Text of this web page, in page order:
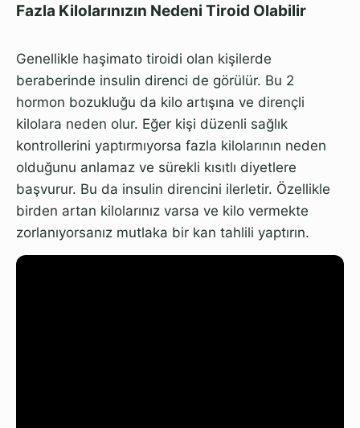
Fazla Kilolarınızın Nedeni Tiroid Olabilir
Genellikle haşimato tiroidi olan kişilerde
beraberinde insulin direnci de görülür. Bu 2
hormon bozukluğu da kilo artışına ve dirençli
kilolara neden olur. Eğer kişi düzenli sağlık
kontrollerini yaptırmıyorsa fazla kilolarının neden
olduğunu anlamaz ve sürekli kısıtlı diyetlere
başvurur. Bu da insulin direncini ilerletir. Özellikle
birden artan kilolarınız varsa ve kilo vermekte
zorlanıyorsanız mutlaka bir kan tahlili yaptırın.